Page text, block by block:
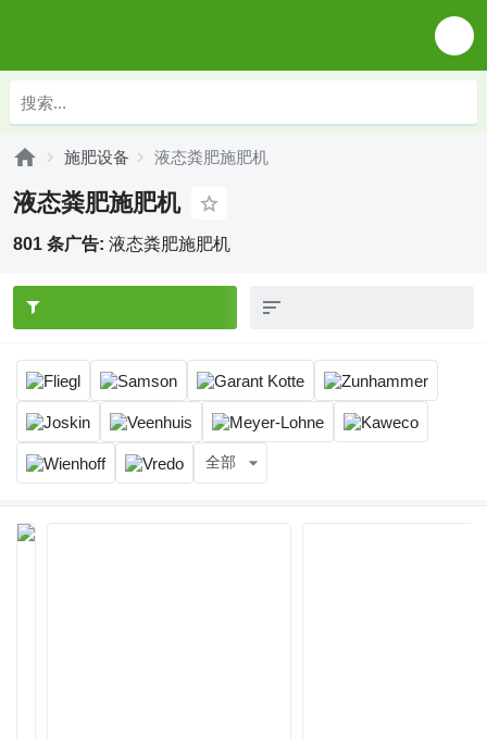
施肥设备 液态粪肥施肥机
液态粪肥施肥机
801 条广告: 液态粪肥施肥机
全部